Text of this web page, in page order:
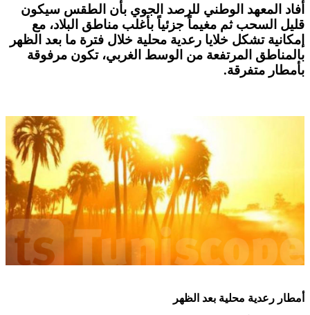
أفاد المعهد الوطني للرصد الجوي بأن الطقس سيكون
قليل السحب ثم مغيماً جزئياً بأغلب مناطق البلاد، مع
إمكانية تشكل خلايا رعدية محلية خلال فترة ما بعد الظهر
بالمناطق المرتفعة من الوسط الغربي، تكون مرفوقة
بأمطار متفرقة.
أمطار رعدية محلية بعد الظهر